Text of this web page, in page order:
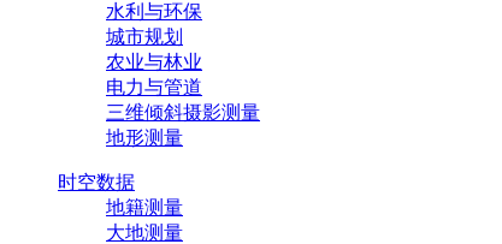
水利与环保
城市规划
农业与林业
电力与管道
三维倾斜摄影测量
地形测量
时空数据
地籍测量
大地测量